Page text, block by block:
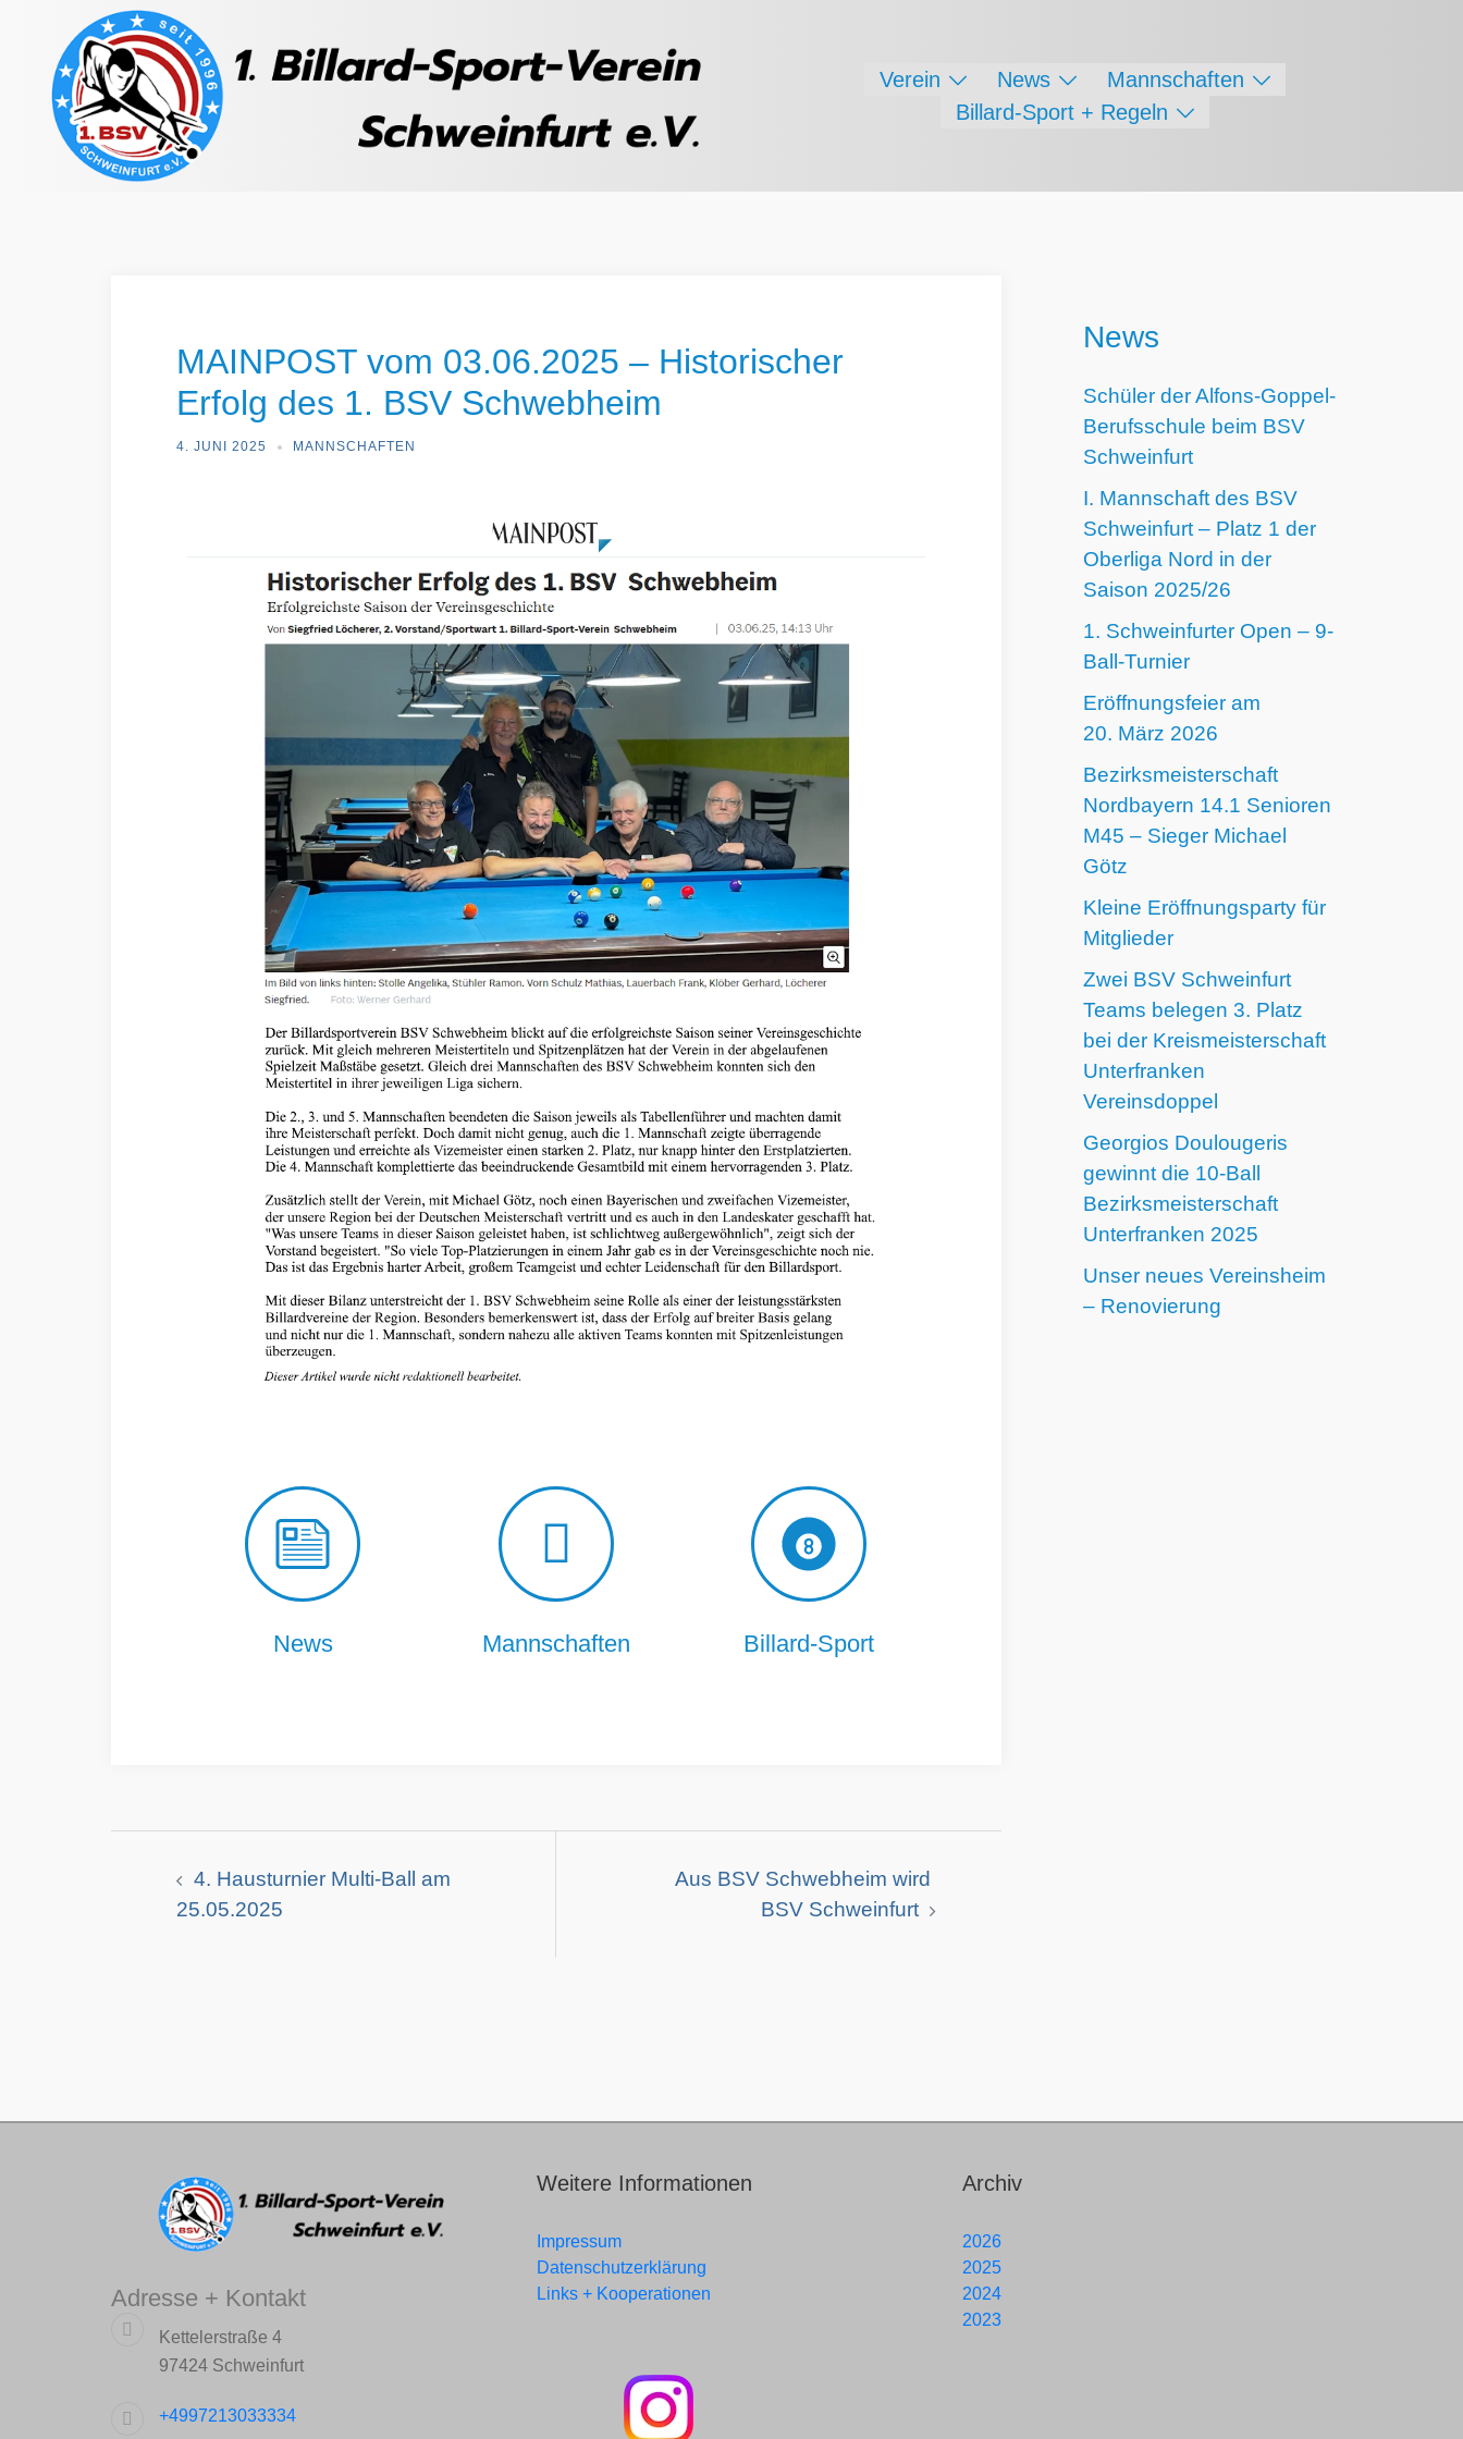
Verein News
Mannschaften
Billard-Sport + Regeln
MAINPOST vom 03.06.2025 – Historischer
Erfolg des 1. BSV Schwebheim
4. JUNI 2025 MANNSCHAFTEN
News Mannschaften Billard-Sport
4. Hausturnier Multi-Ball am
25.05.2025
Aus BSV Schwebheim wird
BSV Schweinfurt
News
Schüler der Alfons-Goppel-
Berufsschule beim BSV
Schweinfurt
I. Mannschaft des BSV
Schweinfurt – Platz 1 der
Oberliga Nord in der
Saison 2025/26
1. Schweinfurter Open – 9-
Ball-Turnier
Eröffnungsfeier am
20. März 2026
Bezirksmeisterschaft
Nordbayern 14.1 Senioren
M45 – Sieger Michael
Götz
Kleine Eröffnungsparty für
Mitglieder
Zwei BSV Schweinfurt
Teams belegen 3. Platz
bei der Kreismeisterschaft
Unterfranken
Vereinsdoppel
Georgios Doulougeris
gewinnt die 10-Ball
Bezirksmeisterschaft
Unterfranken 2025
Unser neues Vereinsheim
– Renovierung
Adresse + Kontakt
Kettelerstraße 4
97424 Schweinfurt
+4997213033334
Weitere Informationen
Impressum
Datenschutzerklärung
Links + Kooperationen
Archiv
2026
2025
2024
2023